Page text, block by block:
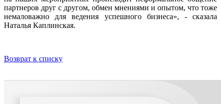
партнеров друг с другом, обмен мнениями и опытом, что тоже
немаловажно для ведения успешного бизнеса», - сказала
Наталья Каплинская.
Возврат к списку